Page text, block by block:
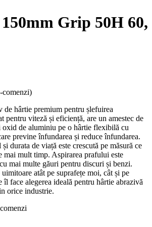
Grip 50H 60,
comenzi)
de hârtie premium pentru șlefuirea
pentru viteză și eficiență, are un amestec de
oxid de aluminiu pe o hârtie flexibilă cu
previne înfundarea și reduce înfundarea.
durata de viață este crescută pe măsură ce
mai mult timp. Aspirarea prafului este
mai multe găuri pentru discuri și benzi.
atât pe suprafețe moi, cât și pe
îl face alegerea ideală pentru hârtie abrazivă
orice industrie.